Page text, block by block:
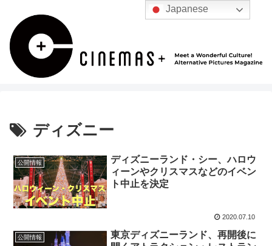
ディズニー
公開情報
ディズニーランド・シー、ハロウ
ィーンやクリスマスなどのイベン
ト中止を決定
2020.07.10
公開情報
東京ディズニーランド、再開後に
Japanese